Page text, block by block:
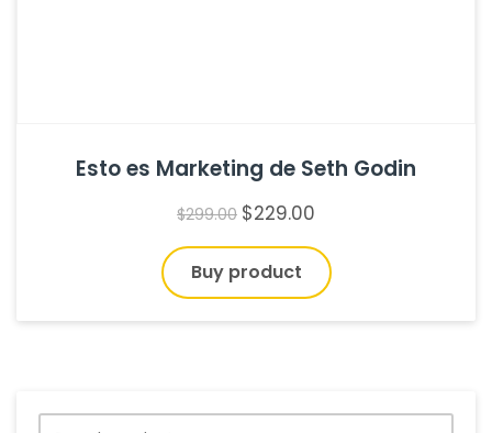
Esto es Marketing de Seth Godin
$299.00 $229.00
Buy product